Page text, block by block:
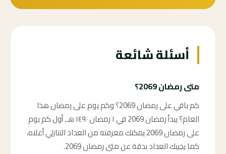
أسئلة شائعة
متى رمضان 2069؟
كم باقي على رمضان 2069؟ وكم يوم على رمضان هذا
العام؟ يبدأ رمضان 2069 في ١ رمضان ١٤٩٠ هـ. أول كم يوم
على رمضان 2069 يمكنك معرفته من العداد التنازلي أعلاه،
كما يجيبك العداد بدقة عن متى رمضان 2069.